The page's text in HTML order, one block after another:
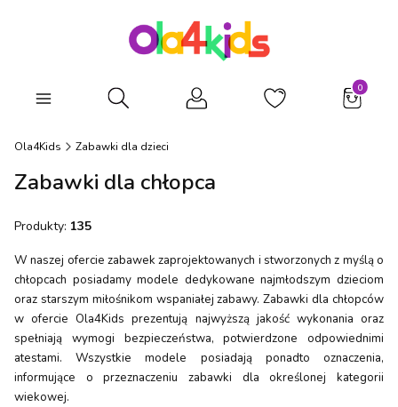
Otwórz wyszukiwarkę
Ola4Kids Zabawki dla dzieci
Zabawki dla chłopca
Produkty: 135
W naszej ofercie zabawek zaprojektowanych i stworzonych z myślą o
chłopcach posiadamy modele dedykowane najmłodszym dzieciom
oraz starszym miłośnikom wspaniałej zabawy. Zabawki dla chłopców
w ofercie Ola4Kids prezentują najwyższą jakość wykonania oraz
spełniają wymogi bezpieczeństwa, potwierdzone odpowiednimi
atestami. Wszystkie modele posiadają ponadto oznaczenia,
informujące o przeznaczeniu zabawki dla określonej kategorii
wiekowej.